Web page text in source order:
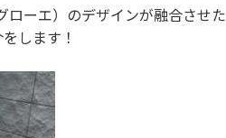
ーエ）のデザインが融合させた
します！